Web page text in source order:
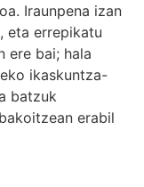
Iraunpena izan
eta errepikatu
ere bai; hala
ikaskuntza-
batzuk
erabil